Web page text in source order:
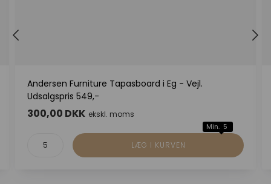
Andersen Furniture Tapasboard i Eg - Vejl.
Udsalgspris 549,-
300,00 DKK ekskl. moms
Min. 5